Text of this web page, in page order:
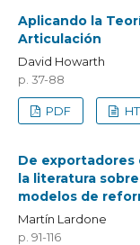
Aplicando la
Articulación
David Howarth
p. 37-88
PDF
De exportadores
la literatura
modelos de
Martín Lardone
p. 91-116